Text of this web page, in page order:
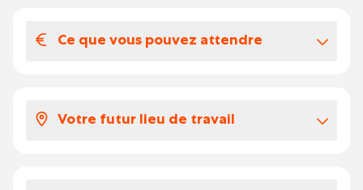
Ce que vous pouvez attendre
Vous pouvez travailler dans une
Votre futur lieu de travail